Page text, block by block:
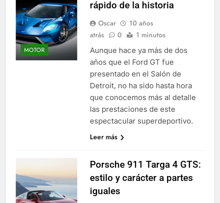
MOTOR
rápido de la historia
Oscar
10 años
atrás
0 1 minutos
Aunque hace ya más de dos
años que el Ford GT fue
presentado en el Salón de
Detroit, no ha sido hasta hora
que conocemos más al detalle
las prestaciones de este
espectacular superdeportivo.
Leer más
Porsche 911 Targa 4 GTS:
estilo y carácter a partes
iguales